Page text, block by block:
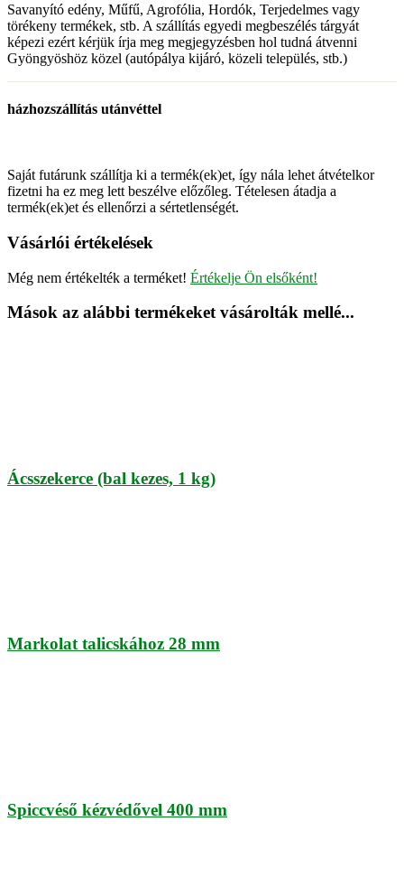
Savanyító edény, Műfű, Agrofólia, Hordók, Terjedelmes vagy
törékeny termékek, stb. A szállítás egyedi megbeszélés tárgyát
képezi ezért kérjük írja meg megjegyzésben hol tudná átvenni
Gyöngyöshöz közel (autópálya kijáró, közeli település, stb.)
házhozszállítás utánvéttel
Saját futárunk szállítja ki a termék(ek)et, így nála lehet átvételkor
fizetni ha ez meg lett beszélve előzőleg. Tételesen átadja a
termék(ek)et és ellenőrzi a sértetlenségét.
Vásárlói értékelések
Még nem értékelték a terméket! Értékelje Ön elsőként!
Mások az alábbi termékeket vásárolták mellé...
Ácsszekerce (bal kezes, 1 kg)
Markolat talicskához 28 mm
Spiccvéső kézvédővel 400 mm